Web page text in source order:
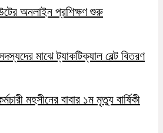
অনলাইন প্রশিক্ষণ শুরু
মাঝে ট্যাকটিক্যাল বেল্ট বিতরণ
মহসীনের বাবার ১ম মৃত্যু বার্ষিকী